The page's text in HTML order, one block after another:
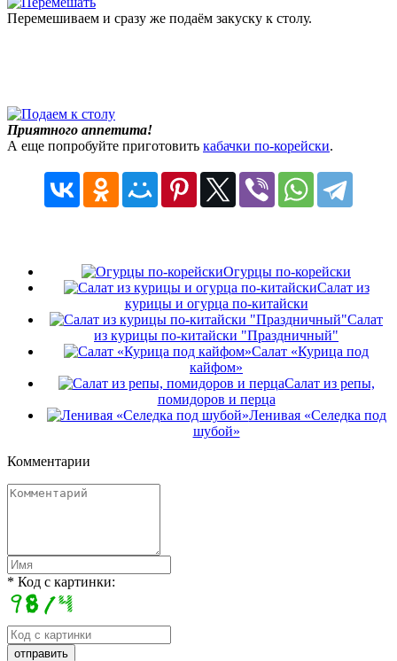
Перемешиваем и сразу же подаём закуску к столу.
Приятного аппетита!
А еще попробуйте приготовить кабачки по-корейски.
Огурцы по-корейски
Салат из
курицы и огурца по-китайски
Салат
из курицы по-китайски "Праздничный"
Салат «Курица под
кайфом»
Салат из репы,
помидоров и перца
Ленивая «Селедка под
шубой»
Комментарии
* Код с картинки: